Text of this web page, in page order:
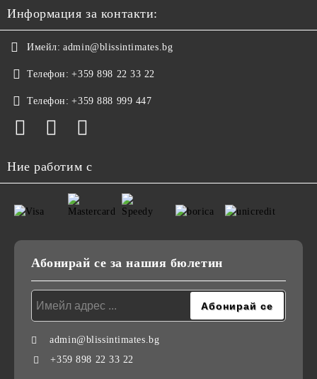
Информация за контакти:
Имейл: admin@blissintimates.bg
Телефон: +359 898 22 33 22
Телефон: +359 888 999 447
Ние работим с
Абонирай се за нашия бюлетин
admin@blissintimates.bg
+359 898 22 33 22